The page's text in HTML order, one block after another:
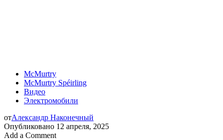
McMurtry
McMurtry Spéirling
Видео
Электромобили
отАлександр Наконечный
Опубликовано 12 апреля, 2025
Add a Comment